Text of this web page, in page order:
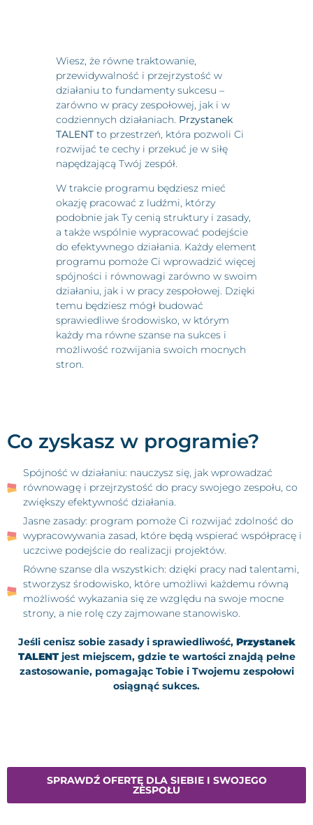
Wiesz, że równe traktowanie,
przewidywalność i przejrzystość w
działaniu to fundamenty sukcesu –
zarówno w pracy zespołowej, jak i w
codziennych działaniach. Przystanek
TALENT to przestrzeń, która pozwoli Ci
rozwijać te cechy i przekuć je w siłę
napędzającą Twój zespół.
W trakcie programu będziesz mieć
okazję pracować z ludźmi, którzy
podobnie jak Ty cenią struktury i zasady,
a także wspólnie wypracować podejście
do efektywnego działania. Każdy element
programu pomoże Ci wprowadzić więcej
spójności i równowagi zarówno w swoim
działaniu, jak i w pracy zespołowej. Dzięki
temu będziesz mógł budować
sprawiedliwe środowisko, w którym
każdy ma równe szanse na sukces i
możliwość rozwijania swoich mocnych
stron.
Co zyskasz w programie?
Spójność w działaniu: nauczysz się, jak wprowadzać
równowagę i przejrzystość do pracy swojego zespołu, co
zwiększy efektywność działania.
Jasne zasady: program pomoże Ci rozwijać zdolność do
wypracowywania zasad, które będą wspierać współpracę i
uczciwe podejście do realizacji projektów.
Równe szanse dla wszystkich: dzięki pracy nad talentami,
stworzysz środowisko, które umożliwi każdemu równą
możliwość wykazania się ze względu na swoje mocne
strony, a nie rolę czy zajmowane stanowisko.
Jeśli cenisz sobie zasady i sprawiedliwość, Przystanek
TALENTjest miejscem, gdzie te wartości znajdą pełne
zastosowanie, pomagając Tobie i Twojemu zespołowi
osiągnąć sukces.
SPRAWDŹ OFERTĘ DLA SIEBIE I SWOJEGO
ZESPOŁU